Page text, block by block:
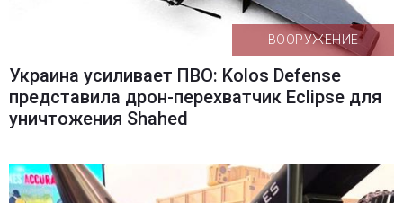
ВООРУЖЕНИЕ
Украина усиливает ПВО: Kolos Defense
представила дрон-перехватчик Eclipse для
уничтожения Shahed